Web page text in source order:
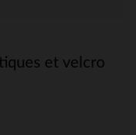
et velcro